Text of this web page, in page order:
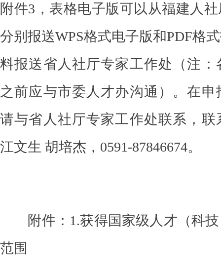
附件3，表格电子版可以从福建人
分别报送WPS格式电子版和PDF格
料报送省人社厅专家工作处
（注
之前应与市委人才办沟通） 。在申
请与省人社厅专家工作处联系，联
江文生 胡培杰 ， 0591-87846674。
附件： 1.获得国家级人才（科
范围